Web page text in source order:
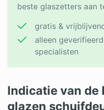
beste glaszetters aan
gratis &
alleen
specialisten
Indicatie van de
glazen